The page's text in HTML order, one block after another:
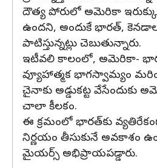
దౌత్య పోరులో అమెరికా
ఉందని, అందుకే భారత్,
పాటిస్తున్నట్లు చెబుతున్నారు.
ఇటీవలి కాలంలో, అమెరికా-
వ్యూహాత్మక భాగస్వామ్యం
చైనాకు అడ్డుకట్ట వేసేందుకు
చాలా కీలకం.
ఈ క్రమంలో భారత్‌కు
నిర్ణయం తీసుకునే అవకాశం
మైయర్స్ అభిప్రాయపడ్డారు.